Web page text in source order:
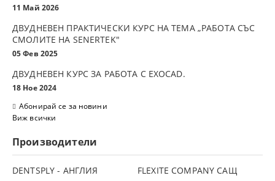
11 Май 2026
ДВУДНЕВЕН ПРАКТИЧЕСКИ КУРС НА ТЕМА „РАБОТА СЪС
СМОЛИТЕ НА SENERTEK"
05 Фев 2025
ДВУДНЕВЕН КУРС ЗА РАБОТА С ЕXOCAD.
18 Ное 2024
Абонирай се за новини
Виж всички
Производители
DENTSPLY - АНГЛИЯ
FLEXITE COMPANY САЩ